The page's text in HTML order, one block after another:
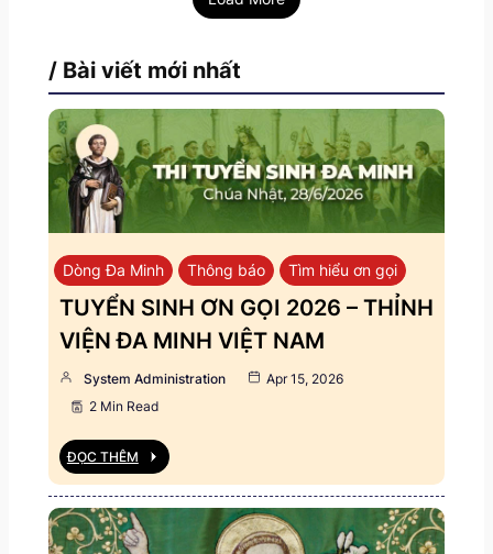
/ Bài viết mới nhất
Dòng Đa Minh Thông báo Tìm hiểu ơn gọi
TUYỂN SINH ƠN GỌI 2026 – THỈNH
VIỆN ĐA MINH VIỆT NAM
System Administration
Apr 15, 2026
2 Min Read
ĐỌC THÊM